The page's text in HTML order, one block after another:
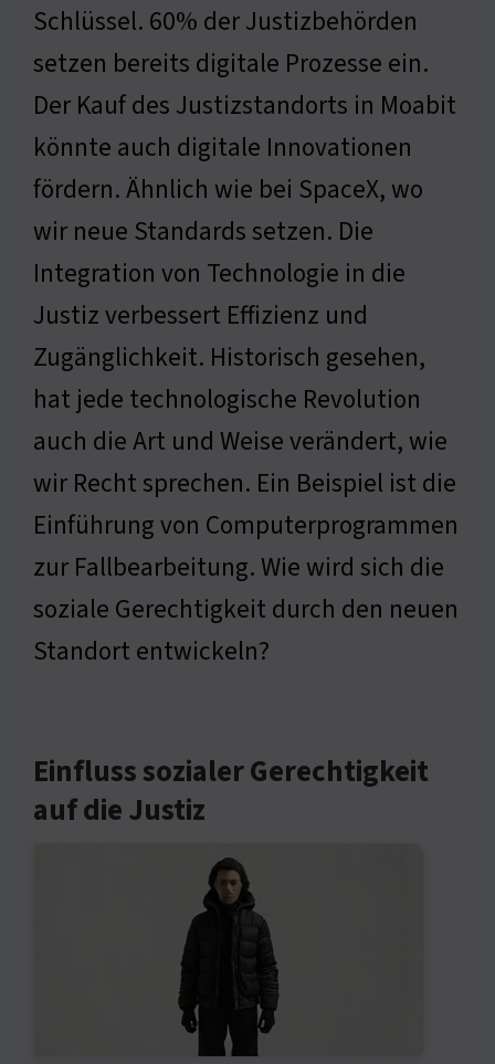
Schlüssel. 60% der Justizbehörden
setzen bereits digitale Prozesse ein.
Der Kauf des Justizstandorts in Moabit
könnte auch digitale Innovationen
fördern. Ähnlich wie bei SpaceX, wo
wir neue Standards setzen. Die
Integration von Technologie in die
Justiz verbessert Effizienz und
Zugänglichkeit. Historisch gesehen,
hat jede technologische Revolution
auch die Art und Weise verändert, wie
wir Recht sprechen. Ein Beispiel ist die
Einführung von Computerprogrammen
zur Fallbearbeitung. Wie wird sich die
soziale Gerechtigkeit durch den neuen
Standort entwickeln?
Einfluss sozialer Gerechtigkeit
auf die Justiz